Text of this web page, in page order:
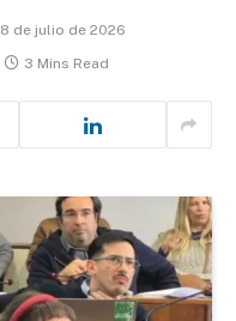
8 de julio de 2026
3 Mins Read